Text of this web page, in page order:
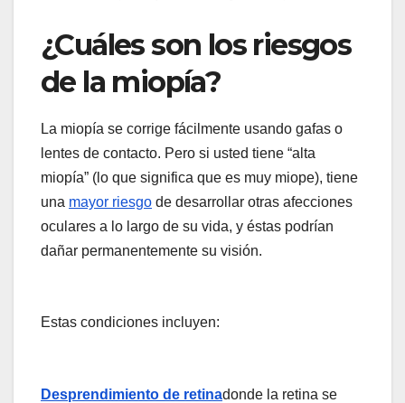
¿Cuáles son los riesgos
de la miopía?
La miopía se corrige fácilmente usando gafas o
lentes de contacto. Pero si usted tiene “alta
miopía” (lo que significa que es muy miope), tiene
una mayor riesgo de desarrollar otras afecciones
oculares a lo largo de su vida, y éstas podrían
dañar permanentemente su visión.
Estas condiciones incluyen:
Desprendimiento de retinadonde la retina se